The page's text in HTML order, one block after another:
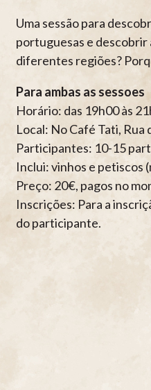
Uma sessão para
portuguesas e descobrir
diferentes regiões?
Para ambas as sessoes
Horário: das 19h00 às
Local: No Café Tati, Rua
Participantes: 10-15
Inclui: vinhos e petiscos
Preço: 20€, pagos no
Inscrições: Para a
do participante.